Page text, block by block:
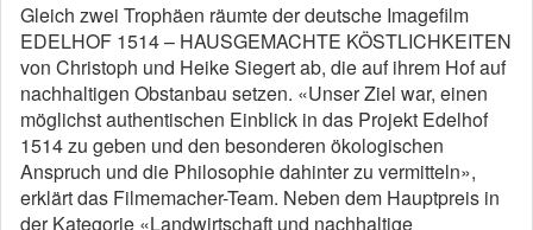
Gleich zwei Trophäen räumte der deutsche Imagefilm
EDELHOF 1514 – HAUSGEMACHTE KÖSTLICHKEITEN
von Christoph und Heike Siegert ab, die auf ihrem Hof auf
nachhaltigen Obstanbau setzen. «Unser Ziel war, einen
möglichst authentischen Einblick in das Projekt Edelhof
1514 zu geben und den besonderen ökologischen
Anspruch und die Philosophie da­­­hinter zu vermitteln»,
erklärt das Filme­macher-Team. Neben dem Hauptpreis in
der Kategorie «Landwirtschaft und nachhaltige